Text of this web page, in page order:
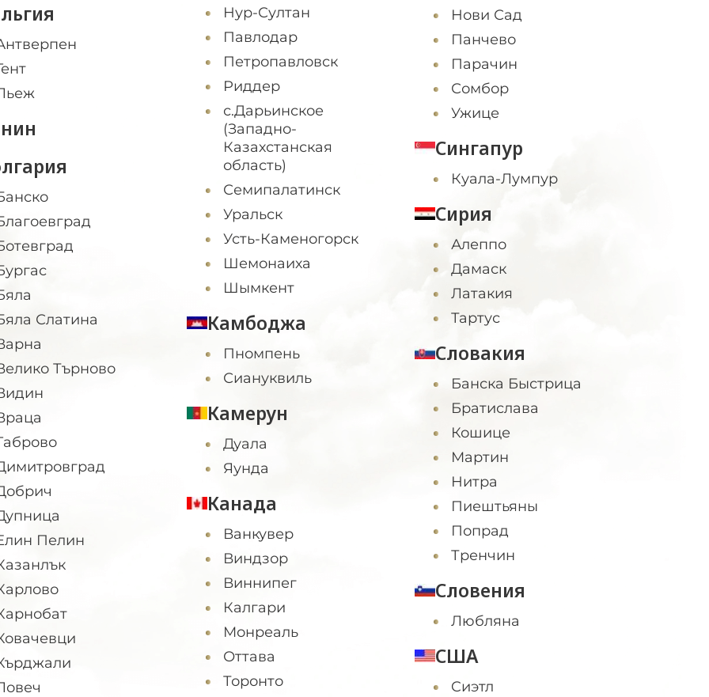
Слатина
Търново
Пелин
Нур-Султан
Павлодар
Петропавловск
Риддер
с.Дарьинское
(Западно-
Казахстанская
область)
Семипалатинск
Уральск
Усть-Каменогорск
Шемонаиха
Шымкент
Камбоджа
Пномпень
Сиануквиль
Камерун
Дуала
Яунда
Канада
Ванкувер
Виндзор
Виннипег
Калгари
Монреаль
Оттава
Торонто
Нови Сад
Панчево
Парачин
Сомбор
Ужице
Сингапур
Куала-Лумпур
Сирия
Алеппо
Дамаск
Латакия
Тартус
Словакия
Банска Быстрица
Братислава
Кошице
Мартин
Нитра
Пиештьяны
Попрад
Тренчин
Словения
Любляна
США
Cиэтл